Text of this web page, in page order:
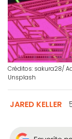
Créditos: sakura28/
Unsplash
JARED KELLER